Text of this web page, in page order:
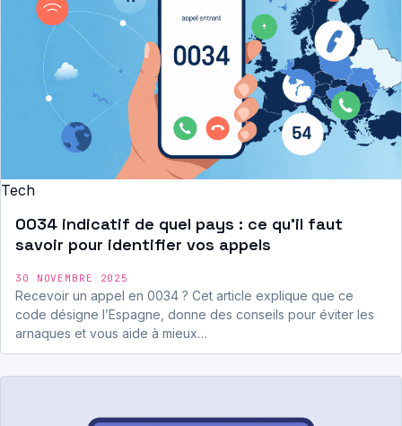
Tech
0034 indicatif de quel pays : ce qu’il faut
savoir pour identifier vos appels
30 NOVEMBRE 2025
Recevoir un appel en 0034 ? Cet article explique que ce
code désigne l’Espagne, donne des conseils pour éviter les
arnaques et vous aide à mieux…